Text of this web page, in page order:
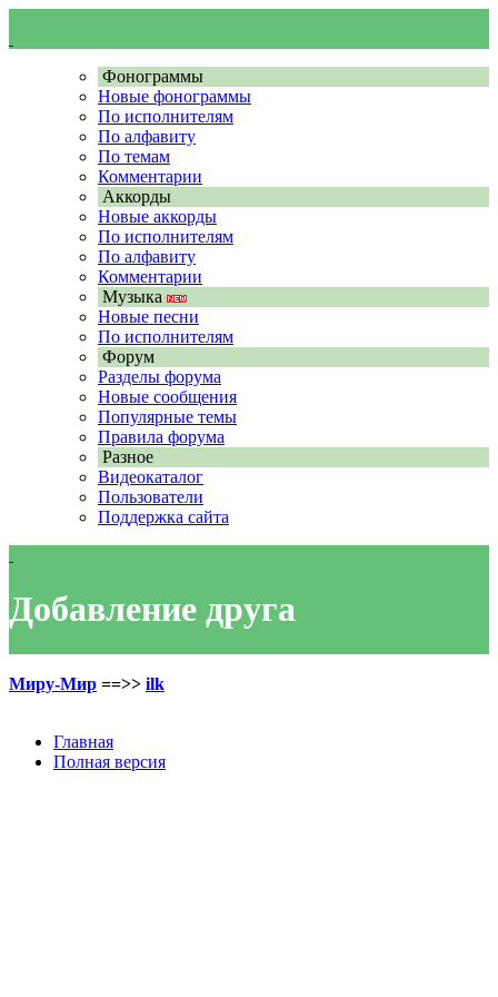
Фонограммы
Новые фонограммы
По исполнителям
По алфавиту
По темам
Комментарии
Аккорды
Новые аккорды
По исполнителям
По алфавиту
Комментарии
Музыка
Новые песни
По исполнителям
Форум
Разделы форума
Новые сообщения
Популярные темы
Правила форума
Разное
Видеокаталог
Пользователи
Поддержка сайта
Добавление друга
Миру-Мир ==>> ilk
Главная
Полная версия